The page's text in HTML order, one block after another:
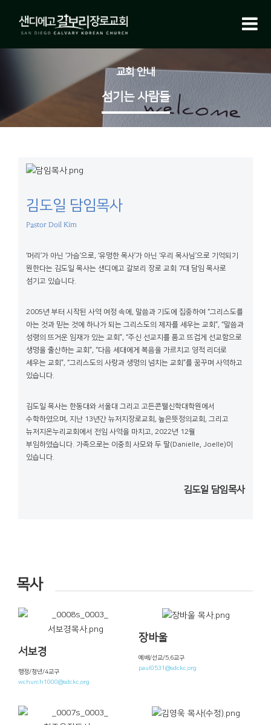
교회 안내
섬기는 사람들
김도일 담임목사
Pastor Doil Kim
‘머리’가 아닌 ‘가슴’으로, ‘유명한 목사’가 아닌 ‘우리 목사님’으로 기억되기
원한다는 김도일 목사는 샌디에고 갈보리 장로 교회 7대 담임 목사로
섬기고 있습니다.
2005년 부터 시작된 사역 여정 속에, 말씀과 기도에 집중하여 “그리스도를
아는 것과 믿는 것에 하나가 되는 그리스도의 제자를 세우는 교회”, “말씀과
성령의 뜨거운 임재가 있는 교회”, “주신 선교지를 품고 뜨겁게 선교함으로
생명을 출산하는 교회”, “다음 세대에게 복음을 가르치고 영적 리더로
세우는 교회”, “그리스도의 사랑과 생명의 넘치는 교회”를 꿈꾸며 사역하고
있습니다.
김도일 목사는 한동대와 서울대 그리고 고든콘웰신학대학원에서
수학하였으며, 지난 13년간 뉴저지장로교회, 높은뜻정의교회, 그리고
뉴저지온누리교회에서 전임 사역을 마치고, 2022년 12월
부임하였습니다. 가족으로는 이중희 사모와 두 딸(Danielle, Joelle)이
있습니다.
김도일 담임목사
목사
서보경
행정/청년/4교구
wchurch1000@sdckc.org
장바울
예배/선교/5.6교구
paul0531@sdckc.org